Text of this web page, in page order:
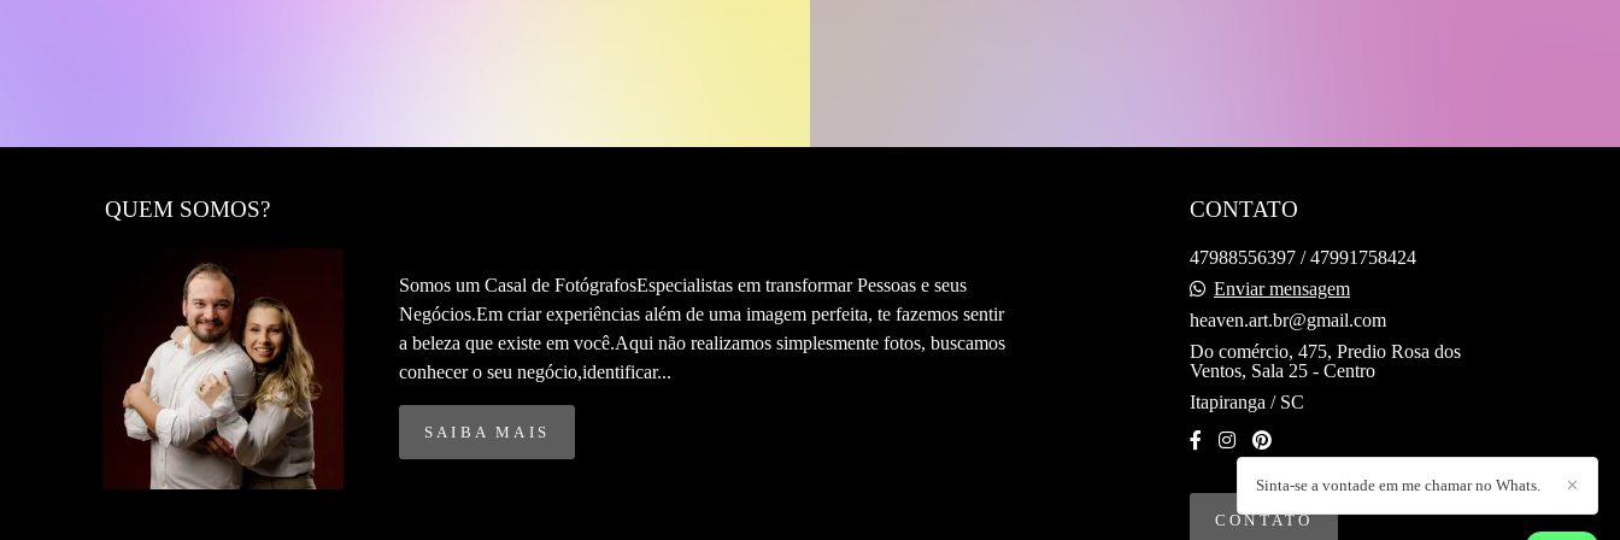
QUEM SOMOS?
Somos um Casal de FotógrafosEspecialistas em transformar Pessoas e seus
Negócios.Em criar experiências além de uma imagem perfeita, te fazemos sentir
a beleza que existe em você.Aqui não realizamos simplesmente fotos, buscamos
conhecer o seu negócio,identificar...
SAIBA MAIS
CONTATO
47988556397 / 47991758424
Enviar mensagem
heaven.art.br@gmail.com
Do comércio, 475, Predio Rosa dos
Ventos, Sala 25 - Centro
Itapiranga / SC
CONTATO
✕
Sinta-se a vontade em me chamar no Whats.